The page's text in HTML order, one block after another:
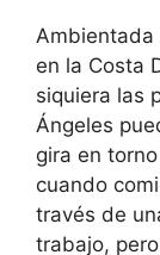
Ambientada
en la Costa
siquiera las
Ángeles
gira en
cuando
través de
trabajo,